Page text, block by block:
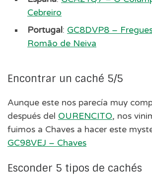
Cebreiro
Portugal: GC8DVP8 –
Romão de Neiva
Encontrar un caché 5/5
Aunque este nos parecía muy
después del OURENCITO, nos
fuimos a Chaves a hacer este
GC98VEJ – Chaves
Esconder 5 tipos de cachés